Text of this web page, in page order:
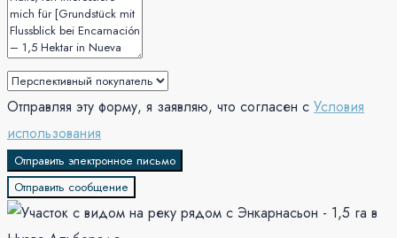
Отправляя эту форму, я заявляю, что согласен с Условия
использования
Отправить электронное письмо
Отправить сообщение